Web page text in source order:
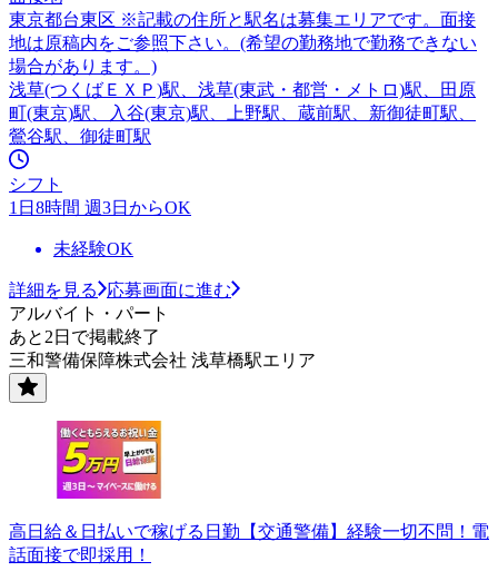
東京都台東区 ※記載の住所と駅名は募集エリアです。面接
地は原稿内をご参照下さい。(希望の勤務地で勤務できない
場合があります。)
浅草(つくばＥＸＰ)駅、浅草(東武・都営・メトロ)駅、田原
町(東京)駅、入谷(東京)駅、上野駅、蔵前駅、新御徒町駅、
鶯谷駅、御徒町駅
シフト
1日8時間 週3日からOK
未経験OK
詳細を見る
応募画面に進む
アルバイト・パート
あと2日で掲載終了
三和警備保障株式会社 浅草橋駅エリア
高日給＆日払いで稼げる日勤【交通警備】経験一切不問！電
話面接で即採用！